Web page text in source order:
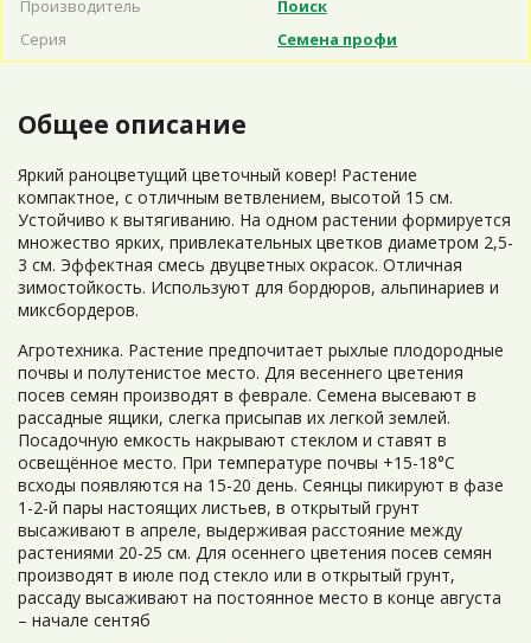
Производитель
Поиск
Серия
Семена профи
Общее описание
Яркий раноцветущий цветочный ковер! Растение
компактное, с отличным ветвлением, высотой 15 см.
Устойчиво к вытягиванию. На одном растении формируется
множество ярких, привлекательных цветков диаметром 2,5-
3 см. Эффектная смесь двуцветных окрасок. Отличная
зимостойкость. Используют для бордюров, альпинариев и
миксбордеров.
Агротехника. Растение предпочитает рыхлые плодородные
почвы и полутенистое место. Для весеннего цветения
посев семян производят в феврале. Семена высевают в
рассадные ящики, слегка присыпав их легкой землей.
Посадочную емкость накрывают стеклом и ставят в
освещённое место. При температуре почвы +15-18°C
всходы появляются на 15-20 день. Сеянцы пикируют в фазе
1-2-й пары настоящих листьев, в открытый грунт
высаживают в апреле, выдерживая расстояние между
растениями 20-25 см. Для осеннего цветения посев семян
производят в июле под стекло или в открытый грунт,
рассаду высаживают на постоянное место в конце августа
– начале сентяб